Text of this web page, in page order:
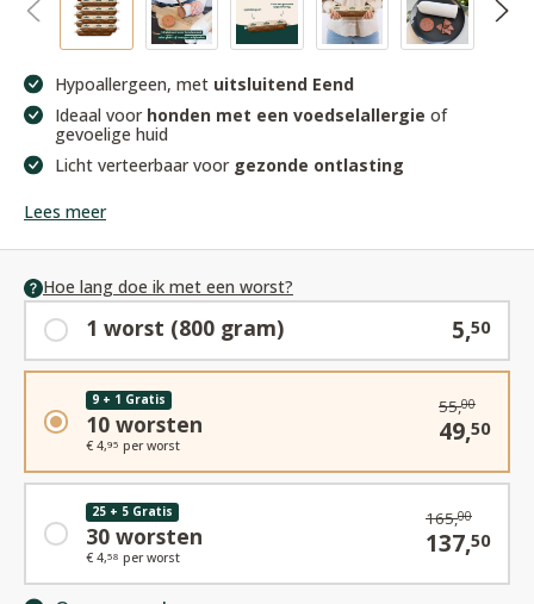
Hypoallergeen, met uitsluitend Eend
Ideaal voor honden met een voedselallergie of
gevoelige huid
Licht verteerbaar voorgezonde ontlasting
Lees meer
Hoe lang doe ik met een worst?
1 worst (800 gram) 5,50
9 + 1 Gratis
10 worsten
€ 4,95 per worst
55,00
49,50
25 + 5 Gratis
30 worsten
€ 4,58 per worst
165,00
137,50